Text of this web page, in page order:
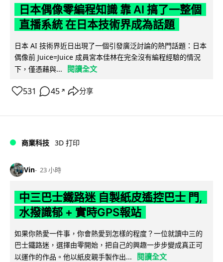
日本偶像零編程知識 靠 AI 搞了一整個
直播系統 在日本技術界成為話題
日本 AI 技術界近日出現了一個引發廣泛討論的熱門話題：日本
偶像前 Juice=Juice 成員宮本佳林在完全沒有編程經驗的情況
下，僅憑藉與...
閱讀全文
531 45 ↗ 分享
商業科技 3D 打印
Vin 23 小時
中三巴士鐵路迷 自製紙皮遙控巴士 門,
水撥識郁 + 實時GPS報站
如果你熱愛一件事，你會熱愛到怎樣的程度？一位就讀中三的
巴士鐵路迷，選擇由零開始，把自己的興趣一步步變成真正可
以運作的作品。他以紙皮親手製作出...
閱讀全文